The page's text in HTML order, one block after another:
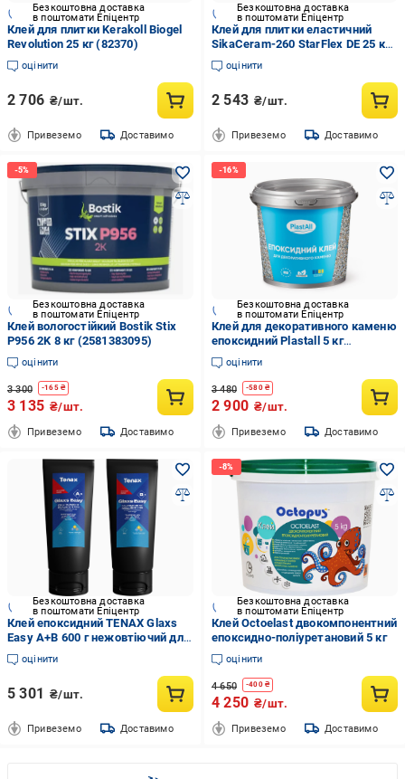
Безкоштовна доставка
в поштомати Епіцентр
Клей для плитки Kerakoll Biogel
Revolution 25 кг (82370)
оцінити
2 706 ₴/шт.
Привеземо Доставимо
Безкоштовна доставка
в поштомати Епіцентр
Клей для плитки еластичний
SikaCeram-260 StarFlex DE 25 кг
Білий
оцінити
2 543 ₴/шт.
Привеземо Доставимо
Безкоштовна доставка
в поштомати Епіцентр
Клей вологостійкий Bostik Stix
P956 2K 8 кг (2581383095)
оцінити
3 300 -165₴
3 135 ₴/шт.
Привеземо Доставимо
Безкоштовна доставка
в поштомати Епіцентр
Клей для декоративного каменю
епоксидний Plastall 5 кг
(0002212574)
оцінити
3 480 -580₴
2 900 ₴/шт.
Привеземо Доставимо
Безкоштовна доставка
в поштомати Епіцентр
Клей епоксидний TENAX Glaxs
Easy A+B 600 г нежовтіючий для
каменю кварцу кераміки
Прозорий (004476)
оцінити
5 301 ₴/шт.
Привеземо Доставимо
Безкоштовна доставка
в поштомати Епіцентр
Клей Octoelast двокомпонентний
епоксидно-поліуретановий 5 кг
оцінити
4 650 -400₴
4 250 ₴/шт.
Привеземо Доставимо